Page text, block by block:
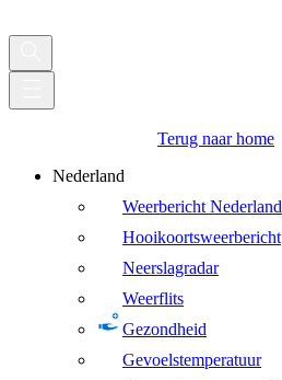
Terug naar home
Nederland
Weerbericht Nederland
Hooikoortsweerbericht
Neerslagradar
Weerflits
Gezondheid
Gevoelstemperatuur